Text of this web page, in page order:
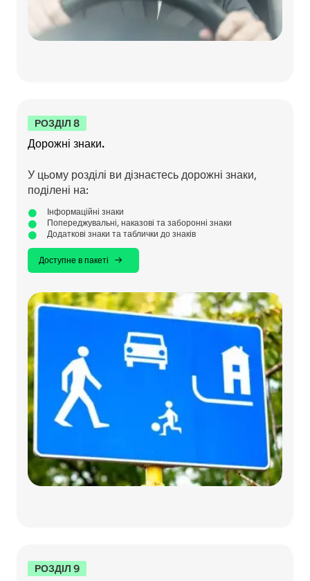
РОЗДІЛ 8
Дорожні знаки.
У цьому розділі ви дізнаєтесь дорожні знаки,
поділені на:
Інформаційні знаки
Попереджувальні, наказові та заборонні знаки
Додаткові знаки та таблички до знаків
Доступне в пакеті
РОЗДІЛ 9